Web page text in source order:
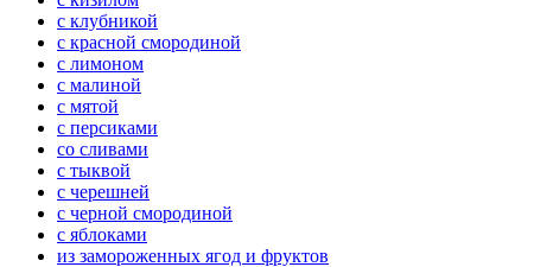
с клубникой
с красной смородиной
с лимоном
с малиной
с мятой
с персиками
со сливами
с тыквой
с черешней
с черной смородиной
с яблоками
из замороженных ягод и фруктов